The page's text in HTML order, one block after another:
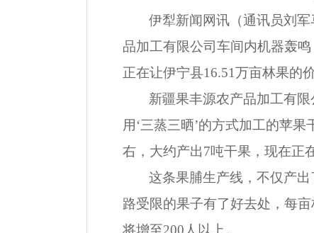
伊犁新闻网讯（通讯员刘
品加工有限公司车间内机器轰
正在让伊宁县16.51万亩林果的
新疆果丰源农产品加工有
用‘三蒸三晒’的方式加工的苹
右，大约产出7吨干果，现在正
这条果脯生产线，不仅产
路受限的果子有了好去处，每
将增至200人以上。